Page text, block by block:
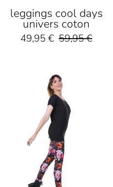
leggings cool days
univers coton
49,95 € 59,95 €
Frau
mit
schwarzem
Shirt
und
bunter
Blumen-
Leggings,
steht